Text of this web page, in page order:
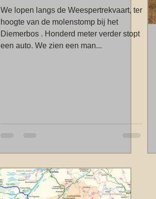
We lopen langs de Weespertrekvaart, ter
hoogte van de molenstomp bij het
Diemerbos . Honderd meter verder stopt
een auto. We zien een man...